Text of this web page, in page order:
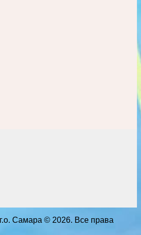
Самара © 2026. Все права